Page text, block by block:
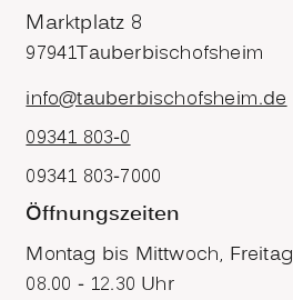
Marktplatz 8
97941Tauberbischofsheim
info@tauberbischofsheim.de
09341 803-0
09341 803-7000
Öffnungszeiten
Montag bis Mittwoch, Freitag
08.00 - 12.30 Uhr